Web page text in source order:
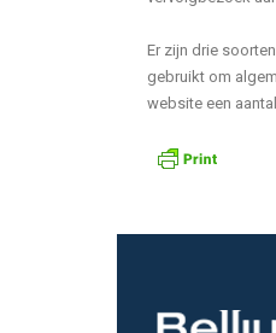
Er zijn drie
gebruikt om
website een